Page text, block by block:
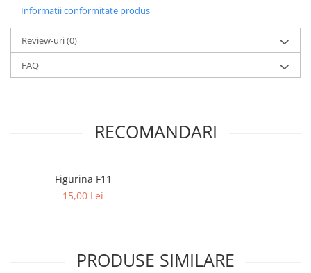
Informatii conformitate produs
Review-uri(0)
FAQ
RECOMANDARI
Figurina F11
15,00 Lei
PRODUSE SIMILARE